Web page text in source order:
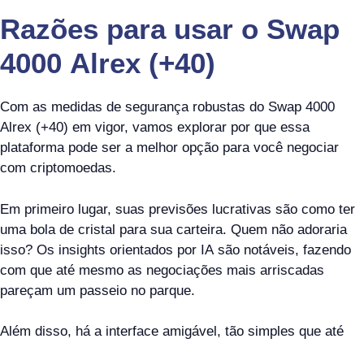
Razões para usar o Swap
4000 Alrex (+40)
Com as medidas de segurança robustas do Swap 4000
Alrex (+40) em vigor, vamos explorar por que essa
plataforma pode ser a melhor opção para você negociar
com criptomoedas.
Em primeiro lugar, suas previsões lucrativas são como ter
uma bola de cristal para sua carteira. Quem não adoraria
isso? Os insights orientados por IA são notáveis, fazendo
com que até mesmo as negociações mais arriscadas
pareçam um passeio no parque.
Além disso, há a interface amigável, tão simples que até